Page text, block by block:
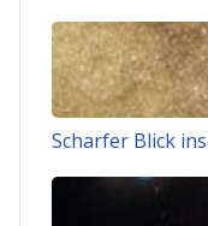
Scharfer Blick